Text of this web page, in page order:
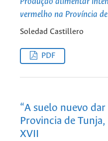
vermelho na Província
Soledad Castillero
PDF
“A suelo nuevo
Provincia de
XVII